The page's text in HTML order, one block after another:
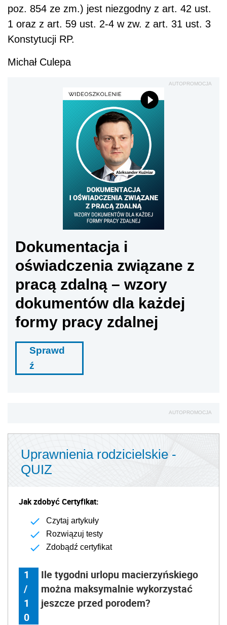
poz. 854 ze zm.) jest niezgodny z art. 42 ust.
1 oraz z art. 59 ust. 2-4 w zw. z art. 31 ust. 3
Konstytucji RP.
Michał Culepa
AUTOPROMOCJA
Dokumentacja i
oświadczenia związane z
pracą zdalną – wzory
dokumentów dla każdej
formy pracy zdalnej
Sprawd
ź
AUTOPROMOCJA
Uprawnienia rodzicielskie -
QUIZ
Jak zdobyć Certyfikat:
Czytaj artykuły
Rozwiązuj testy
Zdobądź certyfikat
1
/
1
0
Ile tygodni urlopu macierzyńskiego
można maksymalnie wykorzystać
jeszcze przed porodem?